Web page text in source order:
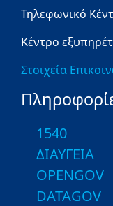
Τηλεφωνικό
Κέντρο
Στοιχεία
1540
ΔΙΑΥΓΕΙΑ
OPENGOV
DATAGOV